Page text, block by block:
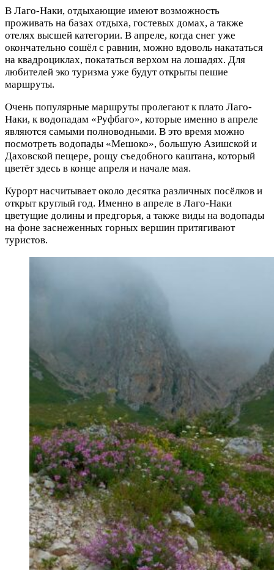
В Лаго-Наки, отдыхающие имеют возможность
проживать на базах отдыха, гостевых домах, а также
отелях высшей категории. В апреле, когда снег уже
окончательно сошёл с равнин, можно вдоволь накататься
на квадроциклах, покататься верхом на лошадях. Для
любителей эко туризма уже будут открыты пешие
маршруты.
Очень популярные маршруты пролегают к плато Лаго-
Наки, к водопадам «Руфбаго», которые именно в апреле
являются самыми полноводными. В это время можно
посмотреть водопады «Мешоко», большую Азишской и
Даховской пещере, рощу съедобного каштана, который
цветёт здесь в конце апреля и начале мая.
Курорт насчитывает около десятка различных посёлков и
открыт круглый год. Именно в апреле в Лаго-Наки
цветущие долины и предгорья, а также виды на водопады
на фоне заснеженных горных вершин притягивают
туристов.